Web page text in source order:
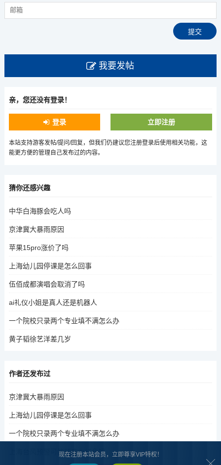
我要发帖
亲，您还没有登录！
登录 立即注册
本站支持游客发帖/提问/回复，但我们仍建议您注册登录后使用相关功能，这
能更方便的管理自己发布过的内容。
猜你还感兴趣
中华白海豚会吃人吗
京津冀大暴雨原因
苹果15pro涨价了吗
上海幼儿园停课是怎么回事
伍佰成都演唱会取消了吗
ai礼仪小姐是真人还是机器人
一个院校只录两个专业填不满怎么办
黄子韬徐艺洋差几岁
作者还发布过
京津冀大暴雨原因
上海幼儿园停课是怎么回事
一个院校只录两个专业填不满怎么办
上海台风预警可能转变为红色吗现在注册本站会员，立即尊享VIP特权！